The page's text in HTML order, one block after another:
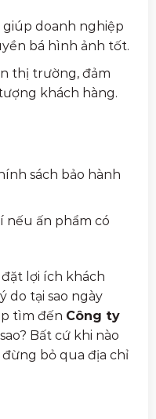
doanh nghiệp
bá hình ảnh tốt.
thị trường, đảm
khách hàng.
sách bảo hành
nếu ấn phẩm có
lợi ích khách
do tại sao ngày
tìm đến Công ty
Bất cứ khi nào
đừng bỏ qua địa chỉ